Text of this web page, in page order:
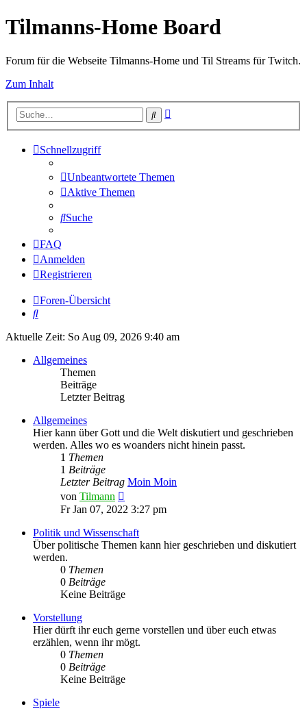
Tilmanns-Home Board
Forum für die Webseite Tilmanns-Home und Til Streams für Twitch.
Zum Inhalt
Suche
Schnellzugriff
Unbeantwortete Themen
Aktive Themen
Suche
FAQ
Anmelden
Registrieren
Foren-Übersicht
Suche
Aktuelle Zeit: So Aug 09, 2026 9:40 am
Allgemeines
Themen
Beiträge
Letzter Beitrag
Allgemeines
Hier kann über Gott und die Welt diskutiert und geschrieben
werden. Alles wo es woanders nicht hinein passt.
1 Themen
1 Beiträge
Letzter Beitrag Moin Moin
von Tilmann
Beitrag
Fr Jan 07, 2022 3:27 pm
Politik und Wissenschaft
Über politische Themen kann hier geschrieben und diskutiert
werden.
0 Themen
0 Beiträge
Keine Beiträge
Vorstellung
Hier dürft ihr euch gerne vorstellen und über euch etwas
erzählen, wenn ihr mögt.
0 Themen
0 Beiträge
Keine Beiträge
Spiele